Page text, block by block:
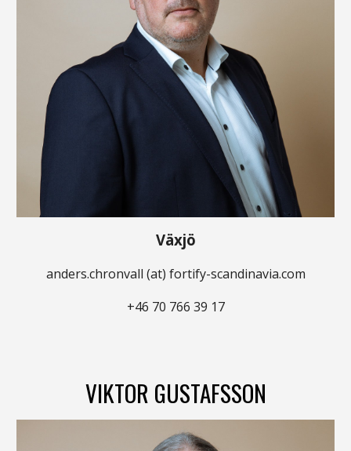
Växjö
anders.chronvall (at) fortify-scandinavia.com
+46 70 766 39 17
VIKTOR GUSTAFSSON